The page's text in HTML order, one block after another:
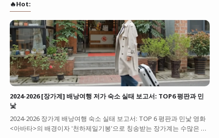
🔥Hot:
2024-2026 [장가계] 배낭여행 저가 숙소 실태 보고서: TOP6 평판과 민
낯
2024-2026 장가계 배낭여행 숙소 실태 보고서: TOP 6 평판과 민낯 영화
<아바타>의 배경이자 '천하제일기봉'으로 칭송받는 장가계는 수많은 …